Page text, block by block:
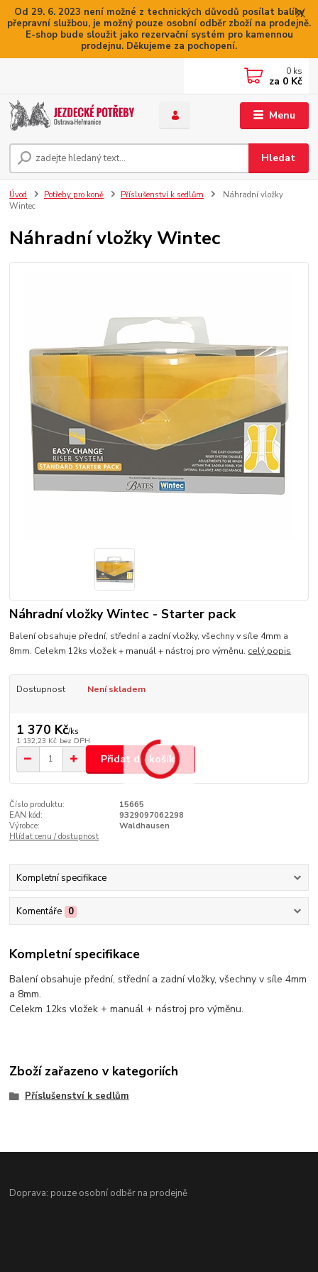
Od 29. 6. 2023 není možné z technických důvodů posílat balíky
přepravní službou, je možný pouze osobní odběr zboží na prodejně.
E-shop bude sloužit jako rezervační systém pro kamennou
prodejnu. Děkujeme za pochopení.
Menu
Hledat
0 ks
za 0 Kč
Úvod Potřeby pro koně Příslušenství k sedlům
Náhradní vložky
Wintec
Náhradní vložky Wintec
Náhradní vložky Wintec - Starter pack
Balení obsahuje přední, střední a zadní vložky, všechny v síle 4mm a
8mm. Celekm 12ks vložek + manuál + nástroj pro výměnu. celý popis
Dostupnost Není skladem
1 370 Kč/ks
1 132,23 Kč bez DPH
Přidat do košíku
Číslo produktu:
15665
EAN kód:
9329097062298
Výrobce:
Waldhausen
Hlídat cenu / dostupnost
Kompletní specifikace
Komentáře 0
Kompletní specifikace
Balení obsahuje přední, střední a zadní vložky, všechny v síle 4mm
a 8mm.
Celekm 12ks vložek + manuál + nástroj pro výměnu.
Zboží zařazeno v kategoriích
Příslušenství k sedlům
Doprava: pouze osobní odběr na prodejně